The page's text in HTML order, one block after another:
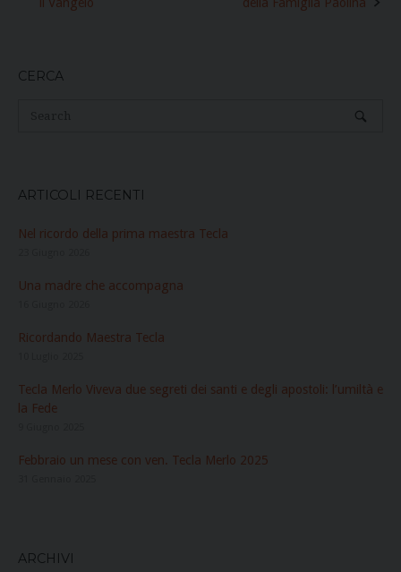
CERCA
ARTICOLI RECENTI
Nel ricordo della prima maestra Tecla
Una madre che accompagna
Ricordando Maestra Tecla
Tecla Merlo Viveva due segreti dei santi e degli apostoli: l’umiltà e
la Fede
Febbraio un mese con ven. Tecla Merlo 2025
ARCHIVI